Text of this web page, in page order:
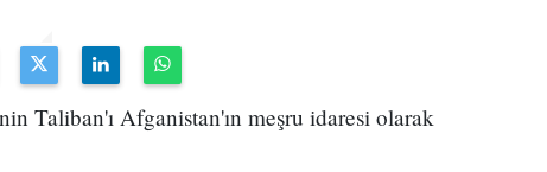
Taliban'ı Afganistan'ın meşru idaresi olarak